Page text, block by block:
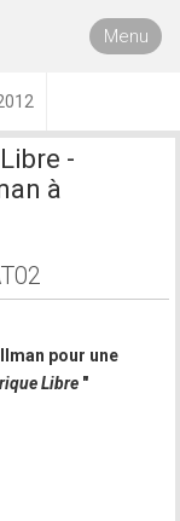
Menu
-
à
pour une
Libre "